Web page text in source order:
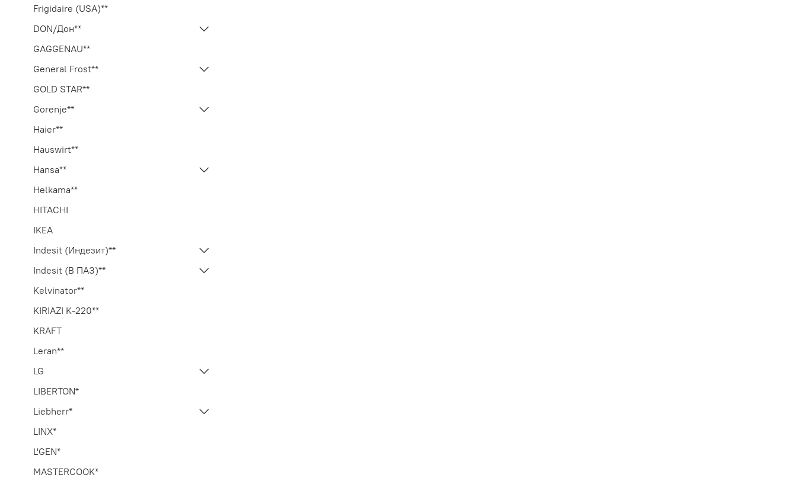
Frigidaire (USA)**
DON/Дон**
GAGGENAU**
General Frost**
GOLD STAR**
Gorenje**
Haier**
Hauswirt**
Hansa**
Helkama**
HITACHI
IKEA
Indesit (Индезит)**
Indesit (В ПАЗ)**
Kelvinator**
KIRIAZI K-220**
KRAFT
Leran**
LG
LIBERTON*
Liebherr*
LINX*
L'GEN*
MASTERCOOK*